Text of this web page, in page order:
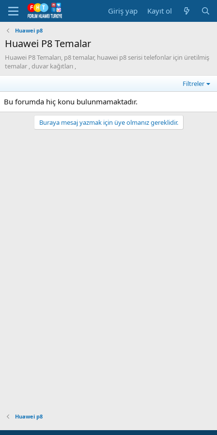
Giriş yap Kayıt ol
Huawei p8
Huawei P8 Temalar
Huawei P8 Temaları, p8 temalar, huawei p8 serisi telefonlar için üretilmiş
temalar , duvar kağıtları ,
Filtreler
Bu forumda hiç konu bulunmamaktadır.
Buraya mesaj yazmak için üye olmanız gereklidir.
Huawei p8